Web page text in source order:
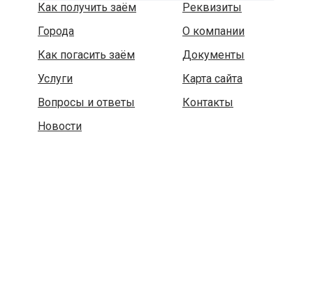
Как получить заём
Реквизиты
Города
О компании
Как погасить заём
Документы
Услуги
Карта сайта
Вопросы и ответы
Контакты
Новости